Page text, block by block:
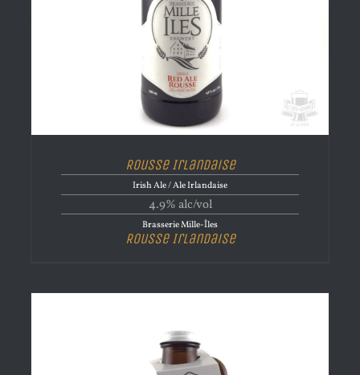
Rousse Irlandaise
Irish Ale / Ale Irlandaise
4.9% alc/vol
Brasserie Mille-Îles
Rousse Irlandaise